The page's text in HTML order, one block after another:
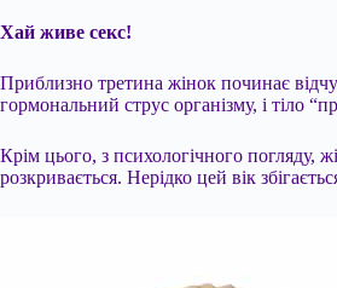
Хай живе секс!
Приблизно третина жінок починає
гормональний струс організму, і тіло
Крім цього, з психологічного погляду,
розкривається. Нерідко цей вік